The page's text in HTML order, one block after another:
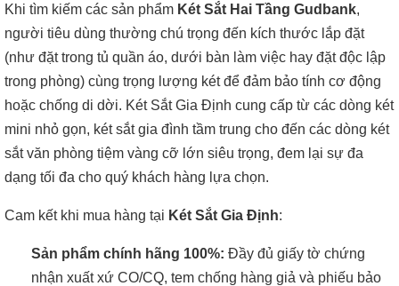
Khi tìm kiếm các sản phẩm Két Sắt Hai Tầng Gudbank,
người tiêu dùng thường chú trọng đến kích thước lắp đặt
(như đặt trong tủ quần áo, dưới bàn làm việc hay đặt độc lập
trong phòng) cùng trọng lượng két để đảm bảo tính cơ động
hoặc chống di dời. Két Sắt Gia Định cung cấp từ các dòng két
mini nhỏ gọn, két sắt gia đình tầm trung cho đến các dòng két
sắt văn phòng tiệm vàng cỡ lớn siêu trọng, đem lại sự đa
dạng tối đa cho quý khách hàng lựa chọn.
Cam kết khi mua hàng tại Két Sắt Gia Định:
Sản phẩm chính hãng 100%: Đầy đủ giấy tờ chứng
nhận xuất xứ CO/CQ, tem chống hàng giả và phiếu bảo